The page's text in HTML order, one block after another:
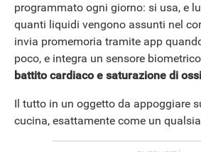
programmato ogni giorno: si usa, e
quanti liquidi vengono assunti nel
invia promemoria tramite app
poco, e integra un sensore
battito cardiaco e saturazione di
Il tutto in un oggetto da appoggiare
cucina, esattamente come un